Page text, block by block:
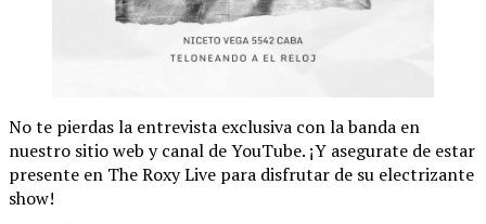
No te pierdas la entrevista exclusiva con la banda en
nuestro sitio web y canal de YouTube. ¡Y asegurate de estar
presente en The Roxy Live para disfrutar de su electrizante
show!